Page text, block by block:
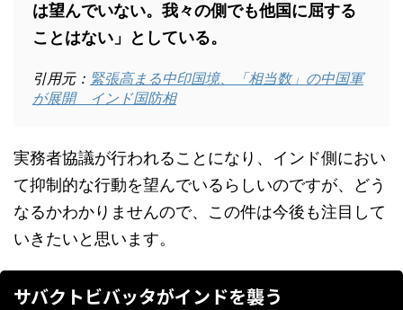
は望んでいない。我々の側でも他国に屈する
ことはない」としている。
引用元： 緊張高まる中印国境、「相当数」の中国軍
が展開 インド国防相
実務者協議が行われることになり、インド側におい
て抑制的な行動を望んでいるらしいのですが、どう
なるかわかりませんので、この件は今後も注目して
いきたいと思います。
サバクトビバッタがインドを襲う